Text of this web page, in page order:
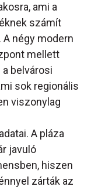
ami a
számít
A négy modern
mellett
belvárosi
sok regionális
viszonylag
A pláza
javuló
hiszen
zárták az